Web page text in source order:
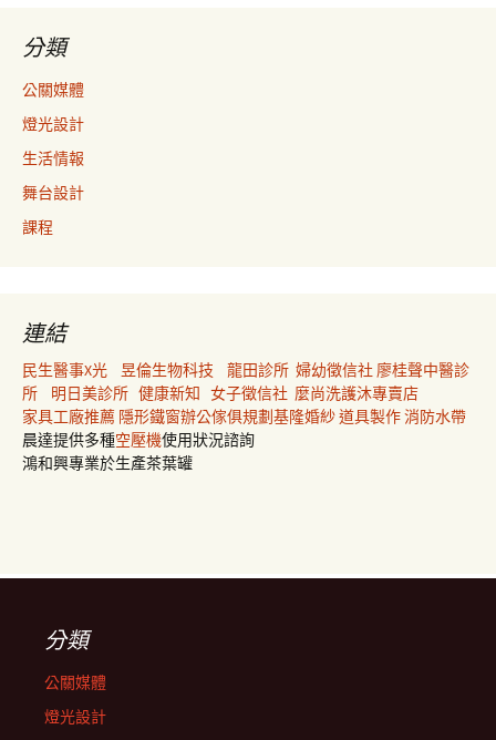
分類
公關媒體
燈光設計
生活情報
舞台設計
課程
連結
民生醫事X光 昱倫生物科技 龍田診所 婦幼徵信社 廖桂聲中醫診
所
明日美診所 健康新知 女子徵信社 麼尚洗護沐專賣店
家具工廠推薦 隱形鐵窗辦公傢俱規劃基隆婚紗道具製作消防水帶
晨達提供多種空壓機使用狀況諮詢
鴻和興專業於生產茶葉罐
分類
公關媒體
燈光設計